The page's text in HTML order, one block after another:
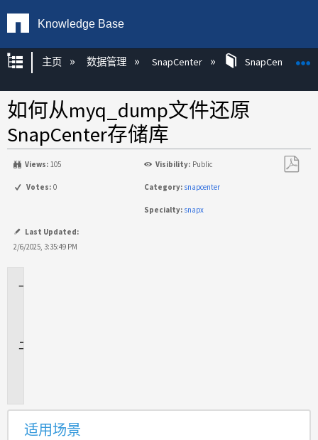
Knowledge Base
扩展/隐缩全局层次
主页 数据管理 SnapCenter SnapCenter知
如何从myq_dump文件还原
SnapCenter存储库
Views: 105 Visibility: Public
Votes: 0 Category: snapcenter
Specialty: snapx
Last Updated:
2/6/2025, 3:35:49 PM
适用场景